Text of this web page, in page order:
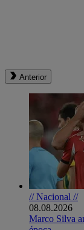
Anterior
// Nacional //
08.08.2026
Marco Silva